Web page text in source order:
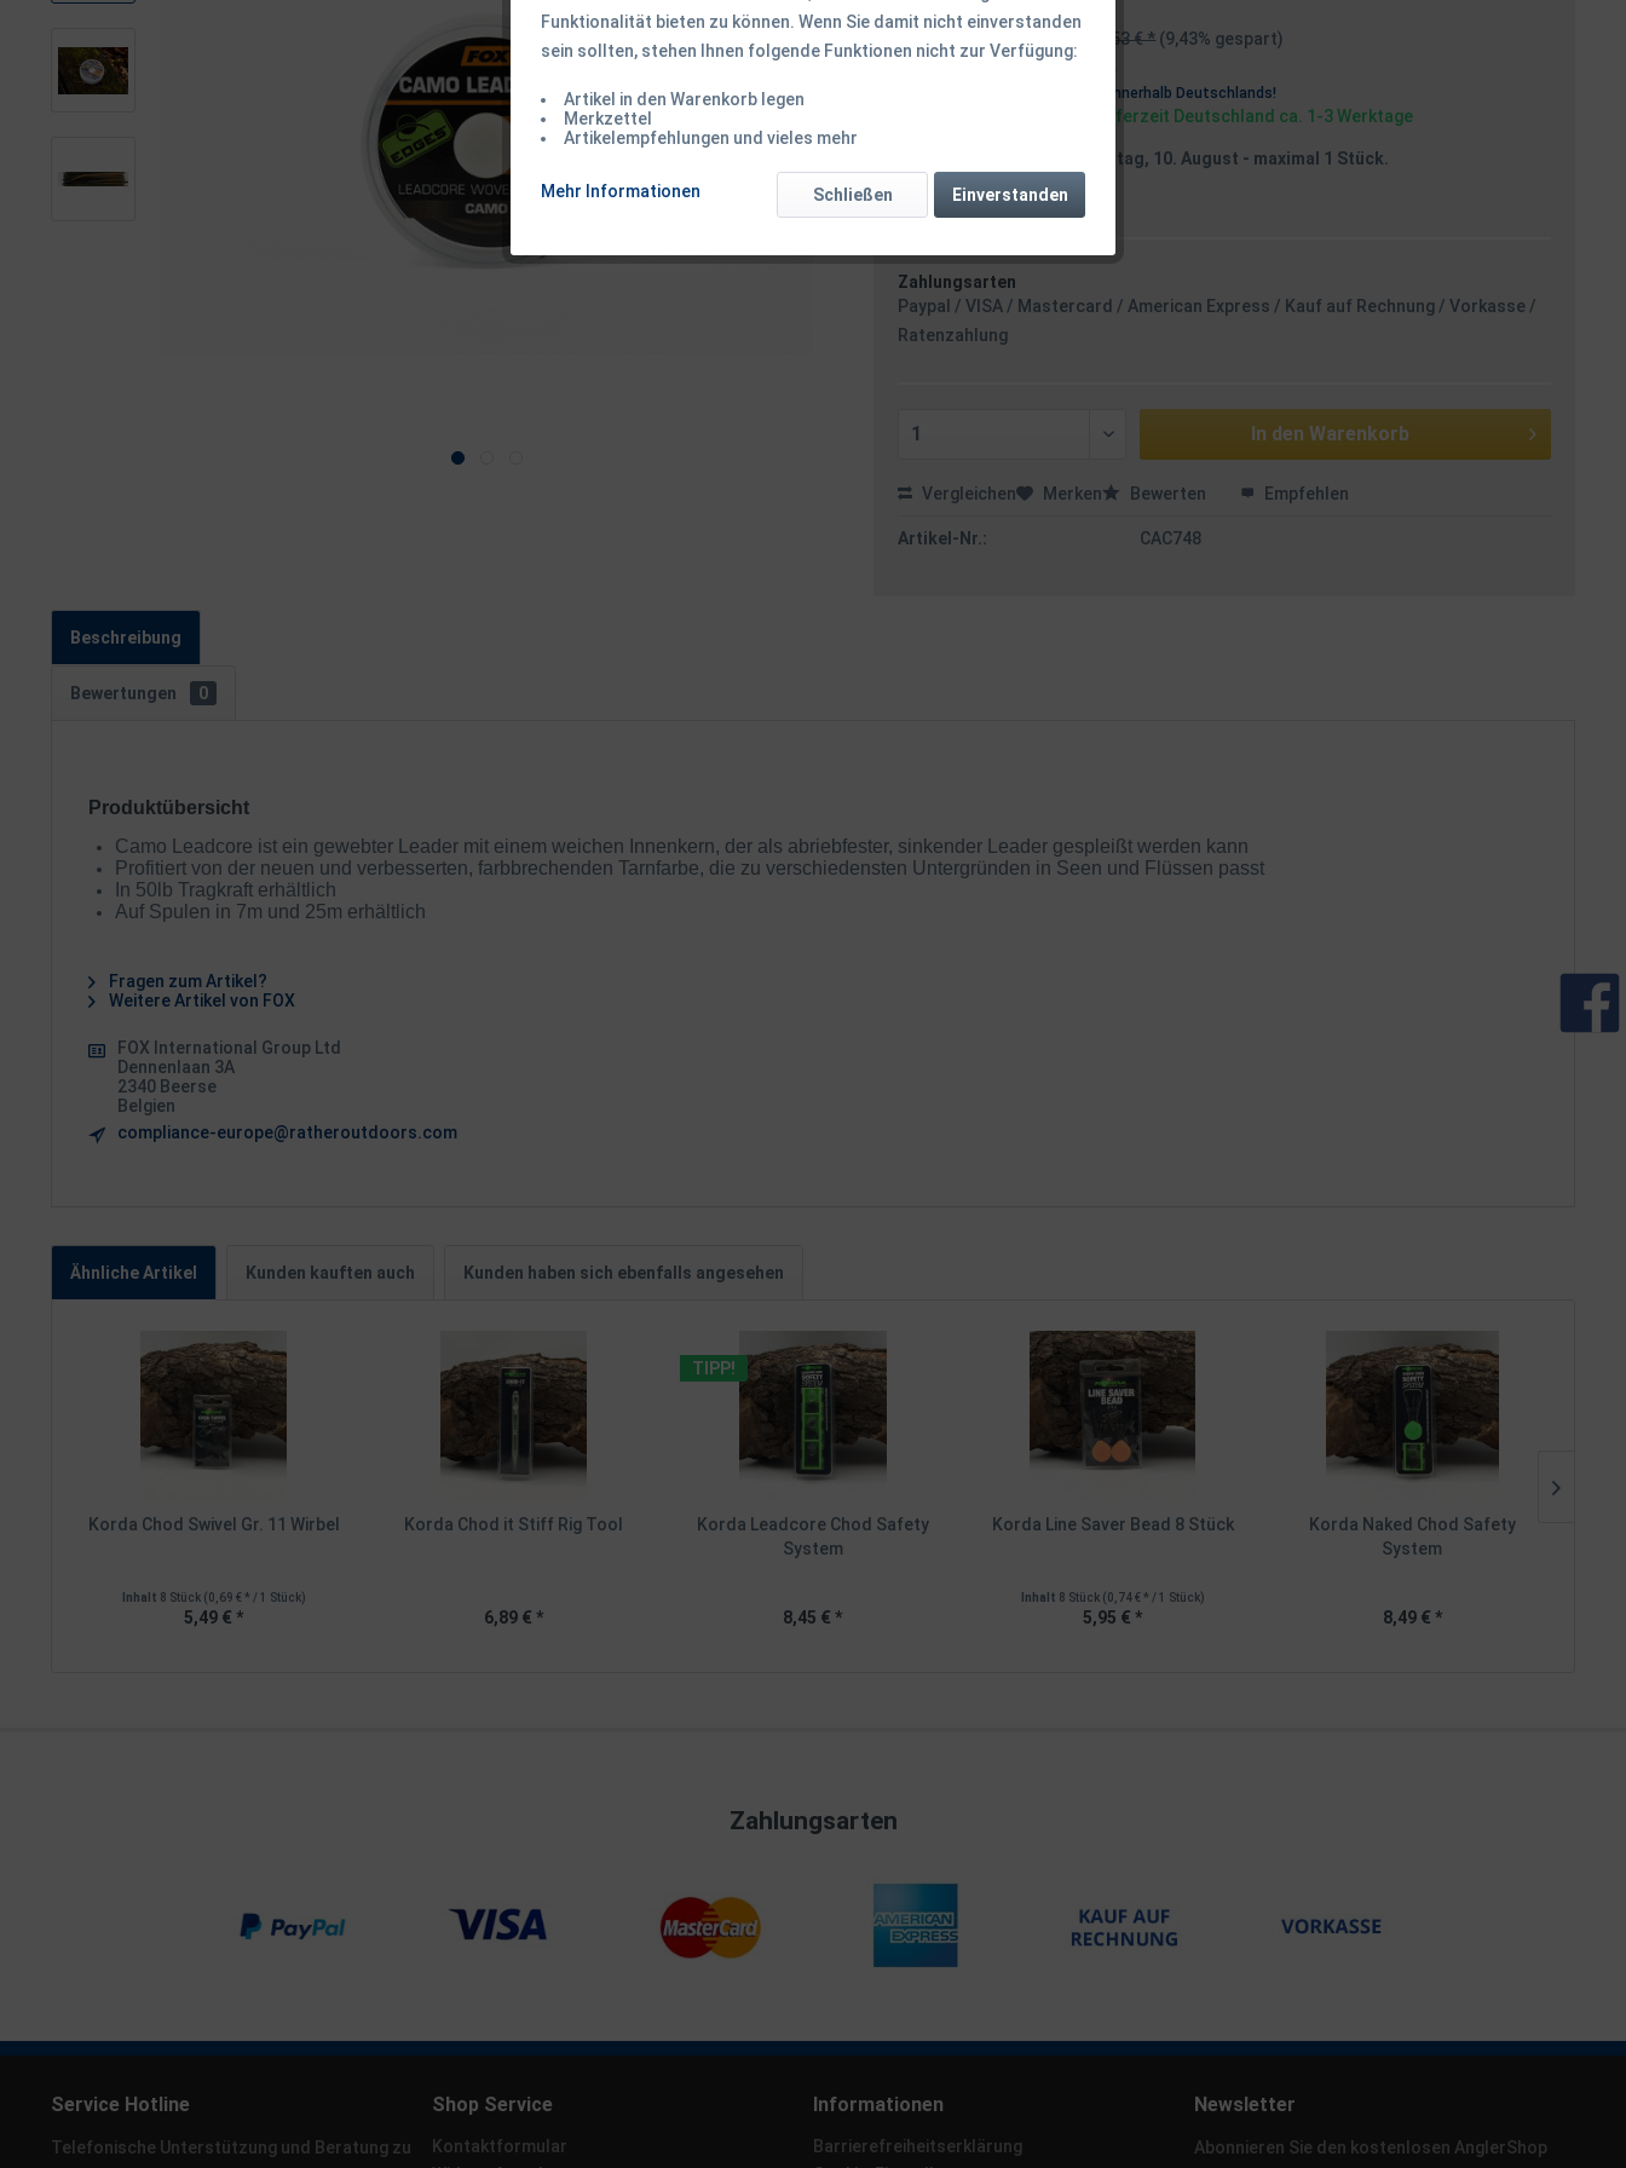
19,50 € * 21,53 € * (9,43% gespart)
innerhalb Deutschlands!
Sofort versandfertig, Lieferzeit Deutschland ca. 1-3 Werktage
Versand am Montag, 10. August - maximal 1 Stück.
Zahlungsarten
Paypal / VISA / Mastercard / American Express / Kauf auf Rechnung / Vorkasse /
Ratenzahlung
In den Warenkorb
Vergleichen Merken Bewerten Empfehlen
Artikel-Nr.: CAC748
Beschreibung
Bewertungen 0
Produktübersicht
Camo Leadcore ist ein gewebter Leader mit einem weichen Innenkern, der als abriebfester, sinkender Leader gespleißt werden kann
Profitiert von der neuen und verbesserten, farbbrechenden Tarnfarbe, die zu verschiedensten Untergründen in Seen und Flüssen passt
In 50lb Tragkraft erhältlich
Auf Spulen in 7m und 25m erhältlich
Fragen zum Artikel?
Weitere Artikel von FOX
FOX International Group Ltd
Dennenlaan 3A
2340 Beerse
Belgien
compliance-europe@ratheroutdoors.com
Ähnliche Artikel Kunden kauften auch Kunden haben sich ebenfalls angesehen
Korda Chod Swivel Gr. 11 Wirbel
Inhalt 8 Stück (0,69 € * / 1 Stück)
5,49 € *
Korda Chod it Stiff Rig Tool
6,89 € *
TIPP!
Korda Leadcore Chod Safety
System
8,45 € *
Korda Line Saver Bead 8 Stück
Inhalt 8 Stück (0,74 € * / 1 Stück)
5,95 € *
Korda Naked Chod Safety
System
8,49 € *
Zahlungsarten
Service Hotline
Telefonische Unterstützung und Beratung zu
Shop Service
Kontaktformular
Informationen
Barrierefreiheitserklärung
Newsletter
Abonnieren Sie den kostenlosen AnglerShop
Funktionalität bieten zu können. Wenn Sie damit nicht einverstanden
sein sollten, stehen Ihnen folgende Funktionen nicht zur Verfügung:
Artikel in den Warenkorb legen
Merkzettel
Artikelempfehlungen und vieles mehr
Mehr Informationen Einverstanden
Schließen